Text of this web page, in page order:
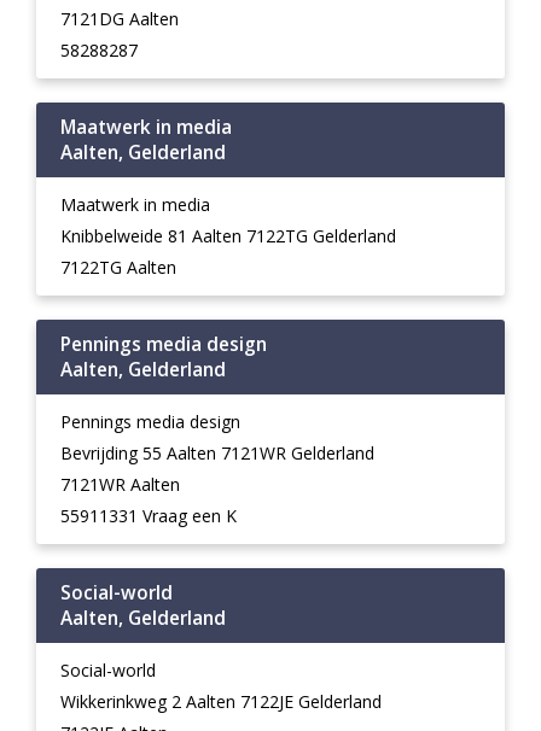
7121DG Aalten
58288287
Maatwerk in media
Aalten, Gelderland
Maatwerk in media
Knibbelweide 81 Aalten 7122TG Gelderland
7122TG Aalten
Pennings media design
Aalten, Gelderland
Pennings media design
Bevrijding 55 Aalten 7121WR Gelderland
7121WR Aalten
55911331 Vraag een K
Social-world
Aalten, Gelderland
Social-world
Wikkerinkweg 2 Aalten 7122JE Gelderland